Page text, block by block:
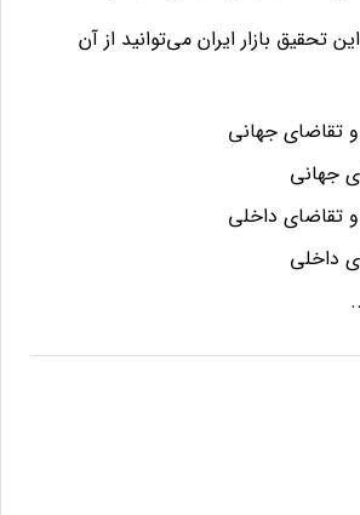
تحقیق بازار ایران می‌توانید از آن
تقاضای جهانی
جهانی
تقاضای داخلی
داخلی